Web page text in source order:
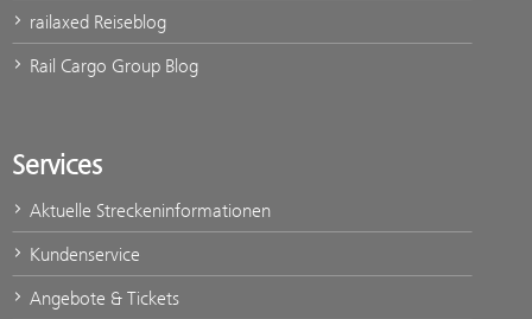
railaxed Reiseblog
Rail Cargo Group Blog
Services
Aktuelle Streckeninformationen
Kundenservice
Angebote & Tickets